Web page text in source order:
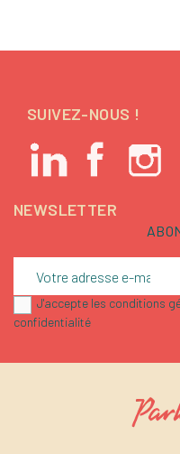
SUIVEZ-NOUS !
NEWSLETTER
J'accepte les conditions
confidentialité